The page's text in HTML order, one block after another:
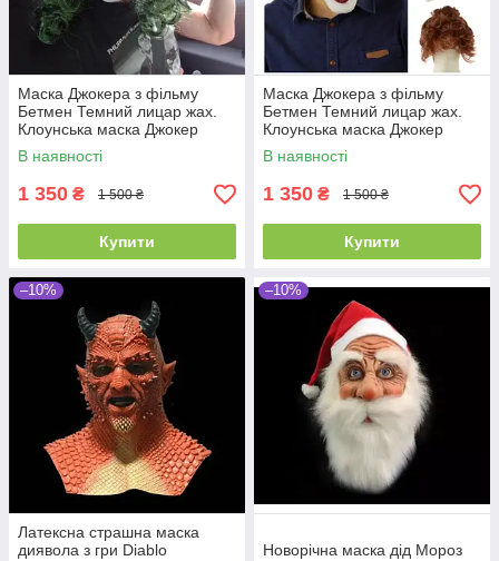
Маска Джокера з фільму
Бетмен Темний лицар жах.
Клоунська маска Джокер
В наявності
1 350 ₴ 1 500 ₴
Купити
Маска Джокера з фільму
Бетмен Темний лицар жах.
Клоунська маска Джокер
В наявності
1 350 ₴ 1 500 ₴
Купити
–10%
Латексна страшна маска
диявола з гри Diablo
–10%
Новорічна маска дід Мороз